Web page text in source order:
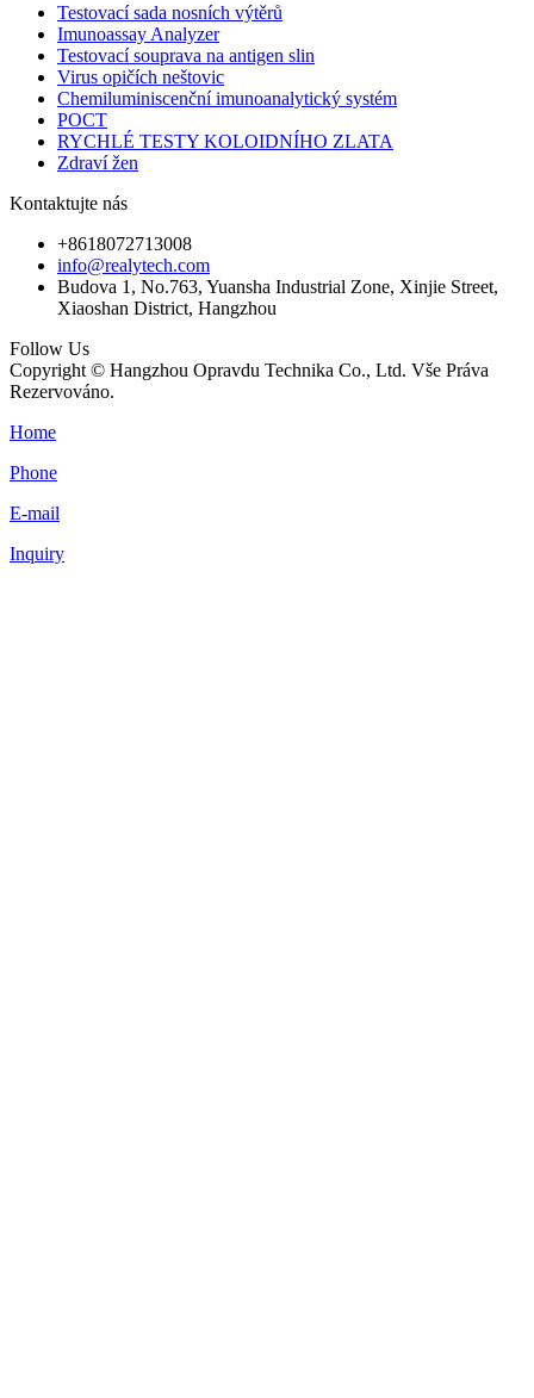
Testovací sada nosních výtěrů
Imunoassay Analyzer
Testovací souprava na antigen slin
Virus opičích neštovic
Chemiluminiscenční imunoanalytický systém
POCT
RYCHLÉ TESTY KOLOIDNÍHO ZLATA
Zdraví žen
Kontaktujte nás
+8618072713008
info@realytech.com
Budova 1, No.763, Yuansha Industrial Zone, Xinjie Street,
Xiaoshan District, Hangzhou
Follow Us
Copyright © Hangzhou Opravdu Technika Co., Ltd. Vše Práva
Rezervováno.
Home
Phone
E-mail
Inquiry